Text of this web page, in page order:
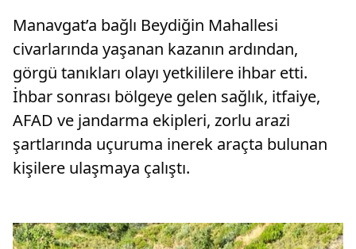
Manavgat’a bağlı Beydiğin Mahallesi
civarlarında yaşanan kazanın ardından,
görgü tanıkları olayı yetkililere ihbar etti.
İhbar sonrası bölgeye gelen sağlık, itfaiye,
AFAD ve jandarma ekipleri, zorlu arazi
şartlarında uçuruma inerek araçta bulunan
kişilere ulaşmaya çalıştı.